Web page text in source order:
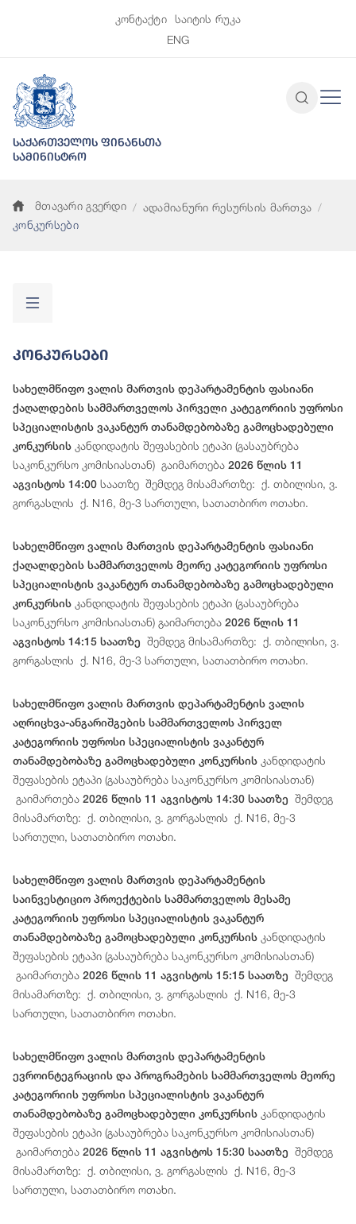
კონტაქტი
საიტის რუკა
ENG
საქართველოს ფინანსთა
სამინისტრო
მთავარი გვერდი
ადამიანური რესურსის მართვა
კონკურსები
Კონკურსები
სახელმწიფო ვალის მართვის დეპარტამენტის ფასიანი
ქაღალდების სამმართველოს პირველი კატეგორიის უფროსი
სპეციალისტის ვაკანტურ თანამდებობაზე გამოცხადებული
კონკურსის კანდიდატის შეფასების ეტაპი (გასაუბრება
საკონკურსო კომისიასთან) გაიმართება 2026 წლის 11
აგვისტოს 14:00 საათზე შემდეგ მისამართზე: ქ. თბილისი, ვ.
გორგასლის ქ. N16, მე-3 სართული, სათათბირო ოთახი.
სახელმწიფო ვალის მართვის დეპარტამენტის ფასიანი
ქაღალდების სამმართველოს მეორე კატეგორიის უფროსი
სპეციალისტის ვაკანტურ თანამდებობაზე გამოცხადებული
კონკურსის კანდიდატის შეფასების ეტაპი (გასაუბრება
საკონკურსო კომისიასთან) გაიმართება 2026 წლის 11
აგვისტოს 14:15 საათზე შემდეგ მისამართზე: ქ. თბილისი, ვ.
გორგასლის ქ. N16, მე-3 სართული, სათათბირო ოთახი.
სახელმწიფო ვალის მართვის დეპარტამენტის ვალის
აღრიცხვა-ანგარიშგების სამმართველოს პირველ
კატეგორიის უფროსი სპეციალისტის ვაკანტურ
თანამდებობაზე გამოცხადებული კონკურსის კანდიდატის
შეფასების ეტაპი (გასაუბრება საკონკურსო კომისიასთან)
გაიმართება 2026 წლის 11 აგვისტოს 14:30 საათზე შემდეგ
მისამართზე: ქ. თბილისი, ვ. გორგასლის ქ. N16, მე-3
სართული, სათათბირო ოთახი.
სახელმწიფო ვალის მართვის დეპარტამენტის
საინვესტიციო პროექტების სამმართველოს მესამე
კატეგორიის უფროსი სპეციალისტის ვაკანტურ
თანამდებობაზე გამოცხადებული კონკურსის კანდიდატის
შეფასების ეტაპი (გასაუბრება საკონკურსო კომისიასთან)
გაიმართება 2026 წლის 11 აგვისტოს 15:15 საათზე შემდეგ
მისამართზე: ქ. თბილისი, ვ. გორგასლის ქ. N16, მე-3
სართული, სათათბირო ოთახი.
სახელმწიფო ვალის მართვის დეპარტამენტის
ევროინტეგრაციის და პროგრამების სამმართველოს მეორე
კატეგორიის უფროსი სპეციალისტის ვაკანტურ
თანამდებობაზე გამოცხადებული კონკურსის კანდიდატის
შეფასების ეტაპი (გასაუბრება საკონკურსო კომისიასთან)
გაიმართება 2026 წლის 11 აგვისტოს 15:30 საათზე შემდეგ
მისამართზე: ქ. თბილისი, ვ. გორგასლის ქ. N16, მე-3
სართული, სათათბირო ოთახი.